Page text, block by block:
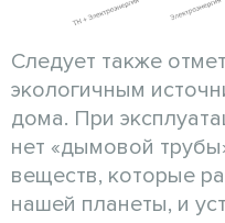
Следует также
экологичным
дома. При
нет «дымовой
веществ, которые
нашей планеты, и